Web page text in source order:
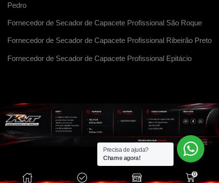
Pedro
Fornecedor de Secador de Capacete Profissional São Roque
Fornecedor de Secador de Capacete Profissional Ribeirão Preto
Fornecedor de Secador de Capacete Profissional Epitácio
0
Precisa de ajuda?
Chame agora!